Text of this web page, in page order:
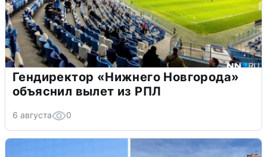
Гендиректор «Нижнего Новгорода»
объяснил вылет из РПЛ
6 августа 0